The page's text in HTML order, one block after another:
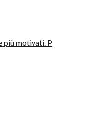
più motivati. P